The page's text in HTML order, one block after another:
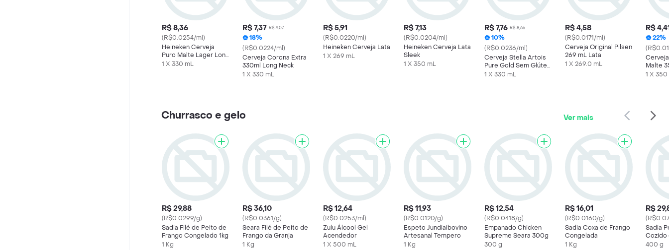
R$ 8,36
(R$0.0254/ml)
Heineken Cerveja
Puro Malte Lager Long
Neck 330ml
1 X 330 mL
R$ 7,37 R$ 9,07
18%
(R$0.0224/ml)
Cerveja Corona Extra
330ml Long Neck
1 X 330 mL
R$ 5,91
(R$0.0220/ml)
Heineken Cerveja Lata
1 X 269 mL
R$ 7,13
(R$0.0204/ml)
Heineken Cerveja Lata
Sleek
1 X 350 mL
R$ 7,76 R$ 8,66
10%
(R$0.0236/ml)
Cerveja Stella Artois
Pure Gold Sem Glúten
Long Neck 330ml
1 X 330 mL
R$ 4,58
(R$0.0171/ml)
Cerveja Original Pilsen
269 mL Lata
1 X 269.0 mL
R$
22%
Malte
1 X 350
Churrasco e gelo Ver mais
R$ 29,88
(R$0.0299/g)
Sadia Filé de Peito de
Frango Congelado 1kg
1 Kg
R$ 36,10
(R$0.0361/g)
Seara Filé de Peito de
Frango da Granja
1 Kg
R$ 12,64
(R$0.0253/ml)
Zulu Álcool Gel
Acendedor
1 X 500 mL
R$ 11,93
(R$0.0120/g)
Espeto Jundiaibovino
Artesanal Tempero
1 Kg
R$ 12,54
(R$0.0418/g)
Empanado Chicken
Supreme Seara 300g
300 g
R$ 16,01
(R$0.0160/g)
Sadia Coxa de Frango
Congelada
1 Kg
R$
Sadia
Cozido
400 g